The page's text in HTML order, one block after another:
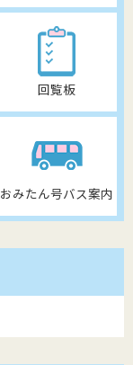
回覧板
おみたん号バス案内